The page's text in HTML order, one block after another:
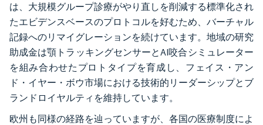
は、大規模グループ診療がやり直しを削減する標準化され
たエビデンスベースのプロトコルを好むため、バーチャル
記録へのリマイグレーションを続けています。地域の研究
助成金は顎トラッキングセンサーとAI咬合シミュレーター
を組み合わせたプロトタイプを育成し、フェイス・アン
ド・イヤー・ボウ市場における技術的リーダーシップとブ
ランドロイヤルティを維持しています。
欧州も同様の経路を辿っていますが、各国の医療制度によ